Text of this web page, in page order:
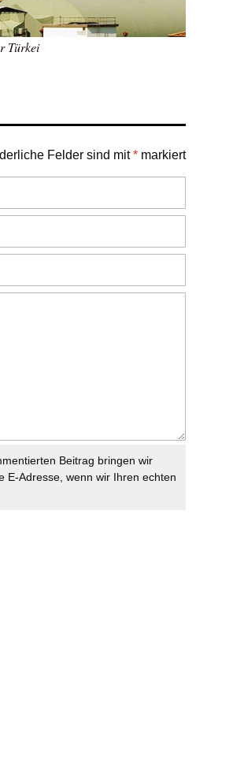
Türkei
Felder sind mit* markiert
Beitrag bringen wir
E-Adresse, wenn wir Ihren echten